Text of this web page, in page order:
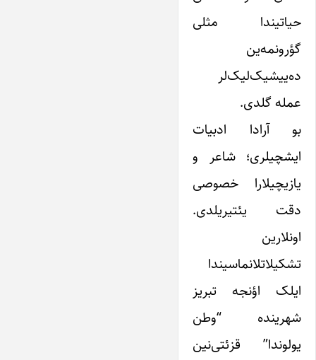
حیاتیندا مثلی
گؤرونمه‌ین
ده‌ییشیک‌لیک‌لر
عمله گلدی.
بو آرادا ادبیات
ایشچیلری؛ شاعر و
یازیچیلارا خصوصی
دقت یئتیریلدی.
اونلارین
تشکیلاتلانماسیندا
ایلک اؤنجه تبریز
شهرینده “وطن
یولوندا” قزئتی‌نین